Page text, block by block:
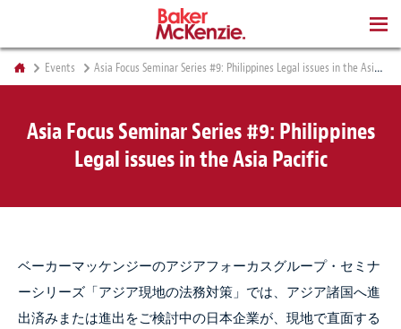
Events Asia Focus Seminar Series #9: Philippines Legal issues in the Asia Pacific
Asia Focus Seminar Series #9: Philippines
Legal issues in the Asia Pacific
ベーカーマッケンジーのアジアフォーカスグループ・セミナ
ーシリーズ「アジア現地の法務対策」では、アジア諸国へ進
出済みまたは進出をご検討中の日本企業が、現地で直面する